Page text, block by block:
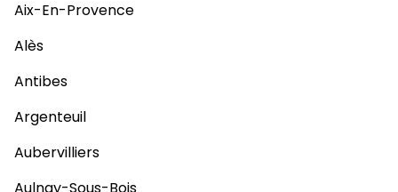
Aix-En-Provence
Alès
Antibes
Argenteuil
Aubervilliers